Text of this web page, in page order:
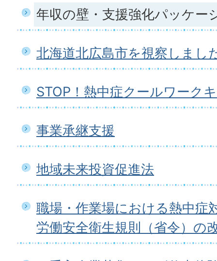
年収の壁・支援強化パッケー
北海道北広島市を視察しまし
STOP！熱中症クールワーク
事業承継支援
地域未来投資促進法
職場・作業場における熱中症
労働安全衛生規則（省令）の